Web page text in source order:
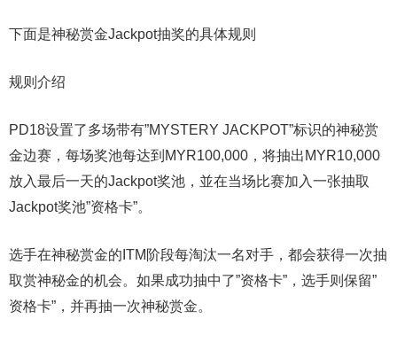
下面是神秘赏金Jackpot抽奖的具体规则
规则介绍
PD18设置了多场带有”MYSTERY JACKPOT”标识的神秘赏
金边赛，每场奖池每达到MYR100,000，将抽出MYR10,000
放入最后一天的Jackpot奖池，並在当场比赛加入一张抽取
Jackpot奖池”资格卡”。
选手在神秘赏金的ITM阶段每淘汰一名对手，都会获得一次抽
取赏神秘金的机会。如果成功抽中了”资格卡”，选手则保留”
资格卡”，并再抽一次神秘赏金。